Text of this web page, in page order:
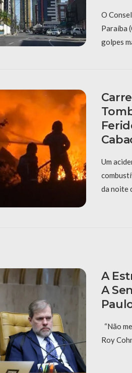
O
Paraíba
golpes
Um
da noite
A
A
“Não
Roy